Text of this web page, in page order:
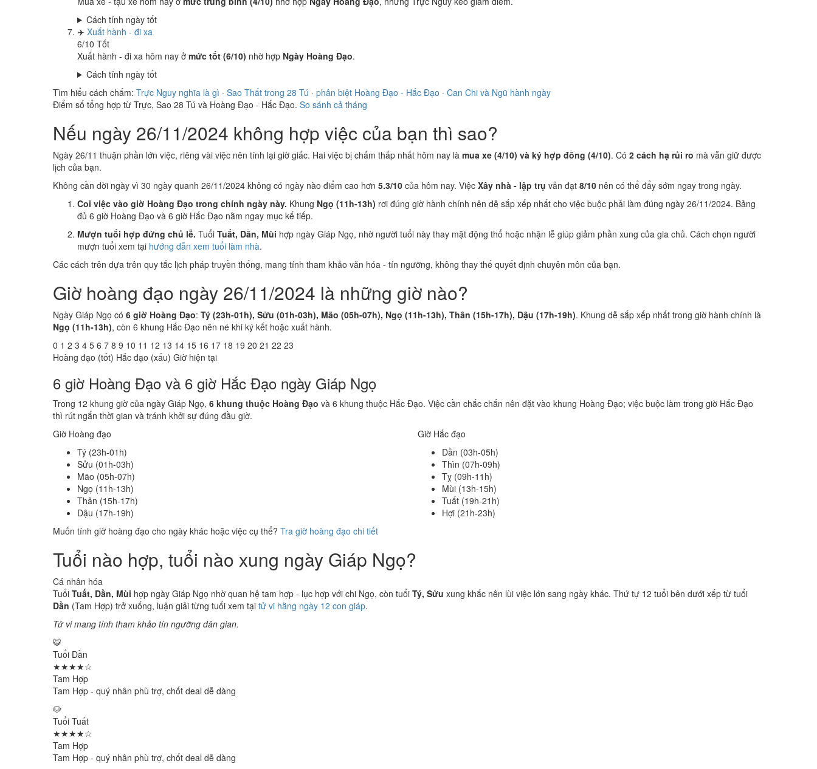
Cách tính ngày tốt
✈️ Xuất hành - đi xa
6/10 Tốt
Xuất hành - đi xa hôm nay ở mức tốt (6/10) nhờ hợp Ngày Hoàng Đạo.
Cách tính ngày tốt
Tìm hiểu cách chấm: Trực Nguy nghĩa là gì · Sao Thất trong 28 Tú · phân biệt Hoàng Đạo - Hắc Đạo · Can Chi và Ngũ hành ngày
Điểm số tổng hợp từ Trực, Sao 28 Tú và Hoàng Đạo - Hắc Đạo. So sánh cả tháng
Nếu ngày 26/11/2024 không hợp việc của bạn thì sao?
Ngày 26/11 thuận phần lớn việc, riêng vài việc nên tính lại giờ giấc. Hai việc bị chấm thấp nhất hôm nay là mua xe (4/10) và ký hợp đồng (4/10). Có 2 cách hạ rủi ro mà vẫn giữ được
lịch của bạn.
Không cần dời ngày vì 30 ngày quanh 26/11/2024 không có ngày nào điểm cao hơn 5.3/10 của hôm nay. Việc Xây nhà - lập trụ vẫn đạt 8/10 nên có thể đẩy sớm ngay trong ngày.
Coi việc vào giờ Hoàng Đạo trong chính ngày này. Khung Ngọ (11h-13h) rơi đúng giờ hành chính nên dễ sắp xếp nhất cho việc buộc phải làm đúng ngày 26/11/2024. Bảng
đủ 6 giờ Hoàng Đạo và 6 giờ Hắc Đạo nằm ngay mục kế tiếp.
Mượn tuổi hợp đứng chủ lễ. Tuổi Tuất, Dần, Mùi hợp ngày Giáp Ngọ, nhờ người tuổi này thay mặt động thổ hoặc nhận lễ giúp giảm phần xung của gia chủ. Cách chọn người
mượn tuổi xem tại hướng dẫn xem tuổi làm nhà.
Các cách trên dựa trên quy tắc lịch pháp truyền thống, mang tính tham khảo văn hóa - tín ngưỡng, không thay thế quyết định chuyên môn của bạn.
Giờ hoàng đạo ngày 26/11/2024 là những giờ nào?
Ngày Giáp Ngọ có 6 giờ Hoàng Đạo: Tý (23h-01h), Sửu (01h-03h), Mão (05h-07h), Ngọ (11h-13h), Thân (15h-17h), Dậu (17h-19h). Khung dễ sắp xếp nhất trong giờ hành chính là
Ngọ (11h-13h), còn 6 khung Hắc Đạo nên né khi ký kết hoặc xuất hành.
0 1 2 3 4 5 6 7 8 9 10 11 12 13 14 15 16 17 18 19 20 21 22 23
Hoàng đạo (tốt) Hắc đạo (xấu) Giờ hiện tại
6 giờ Hoàng Đạo và 6 giờ Hắc Đạo ngày Giáp Ngọ
Trong 12 khung giờ của ngày Giáp Ngọ, 6 khung thuộc Hoàng Đạo và 6 khung thuộc Hắc Đạo. Việc cần chắc chắn nên đặt vào khung Hoàng Đạo; việc buộc làm trong giờ Hắc Đạo
thì rút ngắn thời gian và tránh khởi sự đúng đầu giờ.
Giờ Hoàng đạo
Tý (23h-01h)
Sửu (01h-03h)
Mão (05h-07h)
Ngọ (11h-13h)
Thân (15h-17h)
Dậu (17h-19h)
Giờ Hắc đạo
Dần (03h-05h)
Thìn (07h-09h)
Tỵ (09h-11h)
Mùi (13h-15h)
Tuất (19h-21h)
Hợi (21h-23h)
Muốn tính giờ hoàng đạo cho ngày khác hoặc việc cụ thể? Tra giờ hoàng đạo chi tiết
Tuổi nào hợp, tuổi nào xung ngày Giáp Ngọ?
Cá nhân hóa
Tuổi Tuất, Dần, Mùi hợp ngày Giáp Ngọ nhờ quan hệ tam hợp - lục hợp với chi Ngọ, còn tuổi Tý, Sửu xung khắc nên lùi việc lớn sang ngày khác. Thứ tự 12 tuổi bên dưới xếp từ tuổi
Dần (Tam Hợp) trở xuống, luận giải từng tuổi xem tại tử vi hằng ngày 12 con giáp.
Tử vi mang tính tham khảo tín ngưỡng dân gian.
🐯
Tuổi Dần
★★★★☆
Tam Hợp
Tam Hợp - quý nhân phù trợ, chốt deal dễ dàng
🐶
Tuổi Tuất
★★★★☆
Tam Hợp
Tam Hợp - quý nhân phù trợ, chốt deal dễ dàng